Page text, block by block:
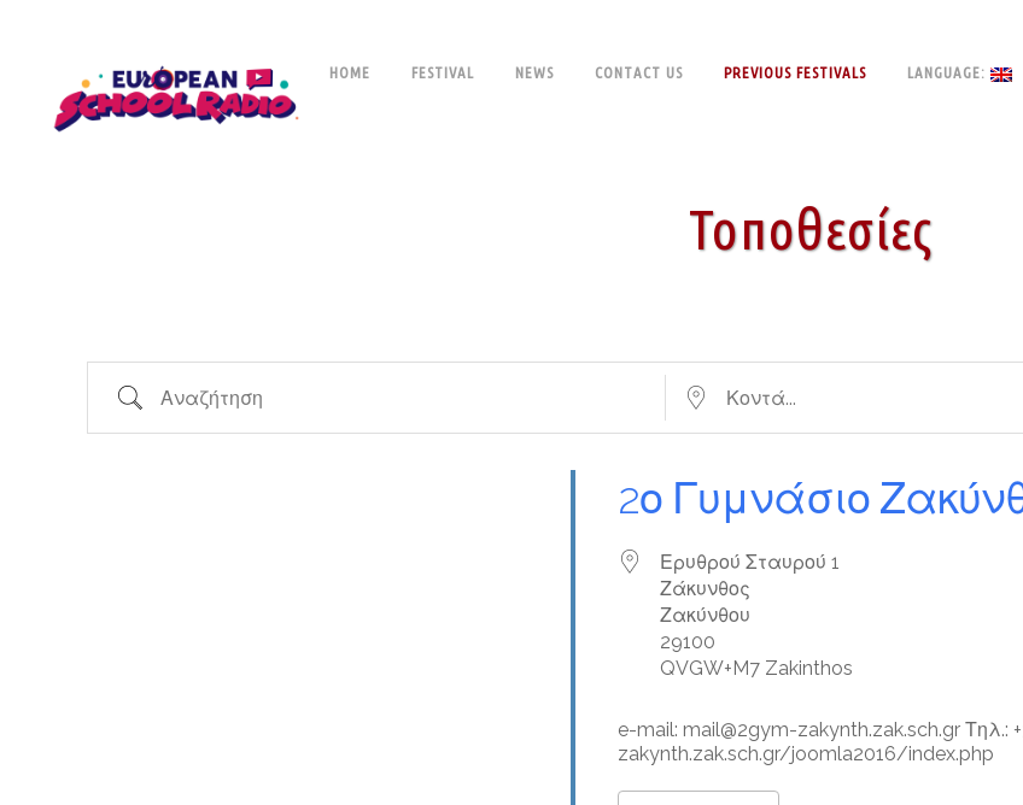
HOME FESTIVAL NEWS CONTACT US PREVIOUS FESTIVALS LANGUAGE:
Τοποθεσίες
Αναζήτηση Κοντά...
2ο Γυμνάσιο
Ερυθρού Σταυρού 1
Ζάκυνθος
Ζακύνθου
29100
QVGW+M7 Zakinthos
e-mail: mail@2gym-zakynth.zak.sch.gr
zakynth.zak.sch.gr/joomla2016/index.php